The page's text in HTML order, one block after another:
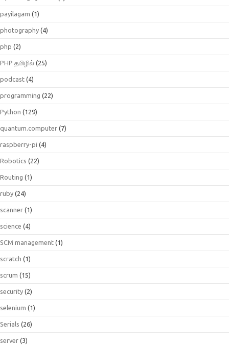
payilagam (1)
photography (4)
php (2)
PHP தமிழில் (25)
podcast (4)
programming (22)
Python (129)
quantum.computer (7)
raspberry-pi (4)
Robotics (22)
Routing (1)
ruby (24)
scanner (1)
science (4)
SCM management (1)
scratch (1)
scrum (15)
security (2)
selenium (1)
Serials (26)
server (3)